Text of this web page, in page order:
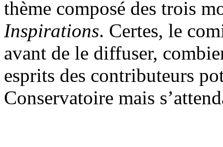
thème composé des trois
Inspirations. Certes, le
avant de le diffuser,
esprits des contributeurs
Conservatoire mais